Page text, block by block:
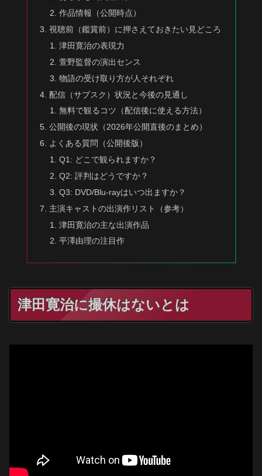
作品情報（公開時点）
視聴前（鑑賞前）に押さえておきたい見どころ
津田寛治の表現力
萱野監督の演出センス
物語の受け取り方が人それぞれ
配信（サブスク）状況と今後の見通し
無料で観るコツ（配信後に使える方法）
公開後の現状（2026年公開直後のまとめ）
よくある質問（公開後版）
Q1: どこで観られますか？
Q2: 評判はどうですか？
Q3: DVD/Blu-rayはいつ出ますか？
主演キャストの出演作リスト（参考）
津田寛治の主な出演作品
平澤由理の注目作
津田寛治に撮休はないとは